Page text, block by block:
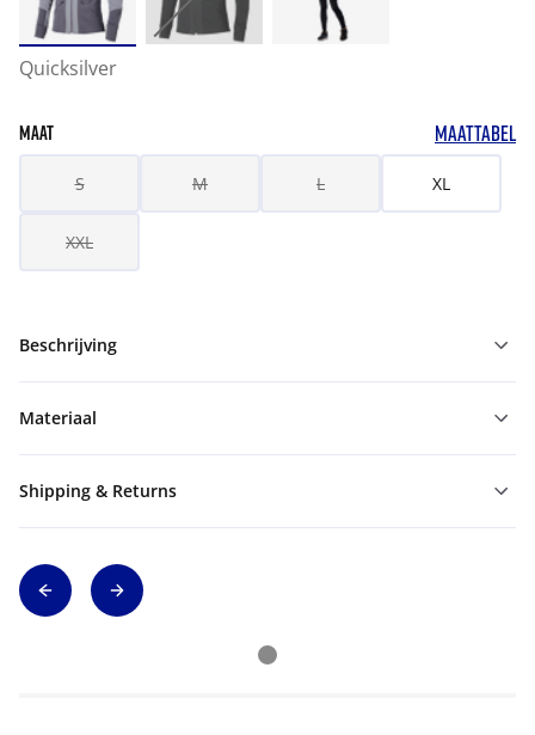
Quicksilver
MAAT MAATTABEL
S M L XL
XXL
Beschrijving
Materiaal
Shipping & Returns